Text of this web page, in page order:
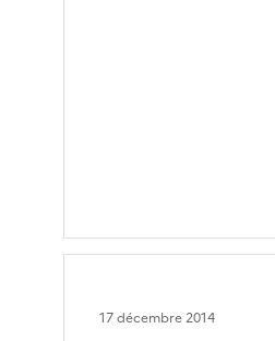
17 décembre 2014